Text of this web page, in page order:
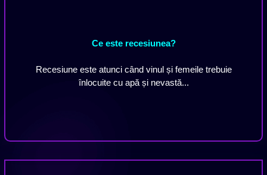
Ce este recesiunea?
Recesiune este atunci când vinul și femeile trebuie
înlocuite cu apă și nevastă...